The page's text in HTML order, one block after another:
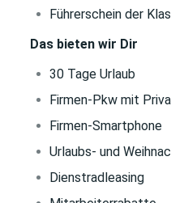
Führerschein der
Das bieten wir Dir
30 Tage Urlaub
Firmen-Pkw mit
Firmen-Smartphone
Urlaubs- und
Dienstradleasing